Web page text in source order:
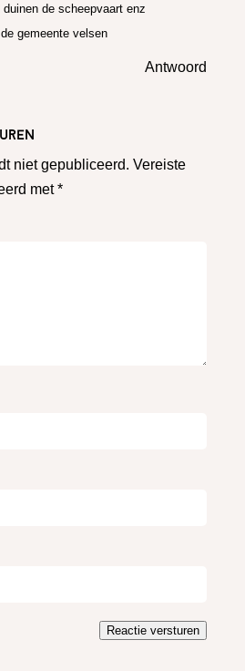
de scheepvaart enz
gemeente velsen
Antwoord
niet gepubliceerd. Vereiste
met*
Reactie versturen